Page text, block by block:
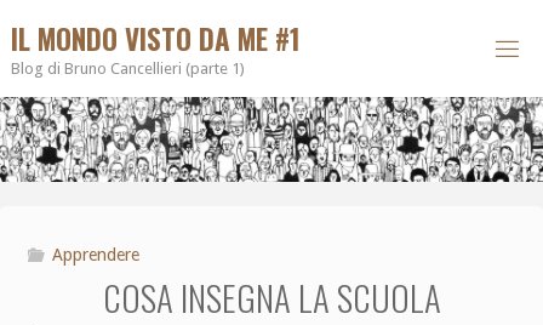
IL MONDO VISTO DA ME #1
Blog di Bruno Cancellieri (parte 1)
Apprendere
COSA INSEGNA LA SCUOLA